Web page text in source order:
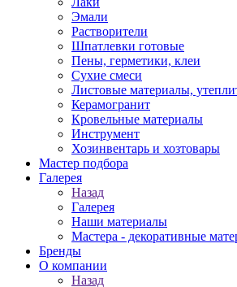
Эмали
Растворители
Шпатлевки готовые
Пены, герметики, клеи
Сухие смеси
Листовые материалы,
Керамогранит
Кровельные материалы
Инструмент
Хозинвентарь и хозтовары
Мастер подбора
Галерея
Назад
Галерея
Наши материалы
Мастера - декоративные
Бренды
О компании
Назад